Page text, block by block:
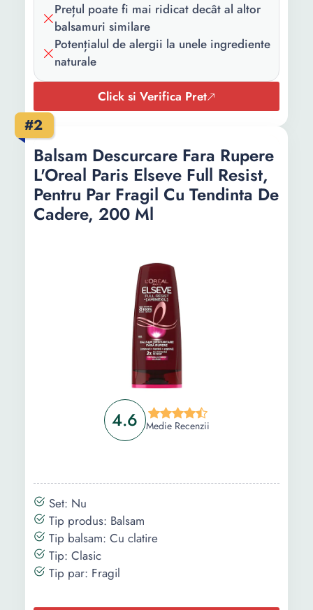
Prețul poate fi mai ridicat decât al altor
balsamuri similare
Potențialul de alergii la unele ingrediente
naturale
Click si Verifica Pret
#2
4.6 Medie Recenzii
Balsam Descurcare Fara Rupere
L'Oreal Paris Elseve Full Resist,
Pentru Par Fragil Cu Tendinta De
Cadere, 200 Ml
Set: Nu
Tip produs: Balsam
Tip balsam: Cu clatire
Tip: Clasic
Tip par: Fragil